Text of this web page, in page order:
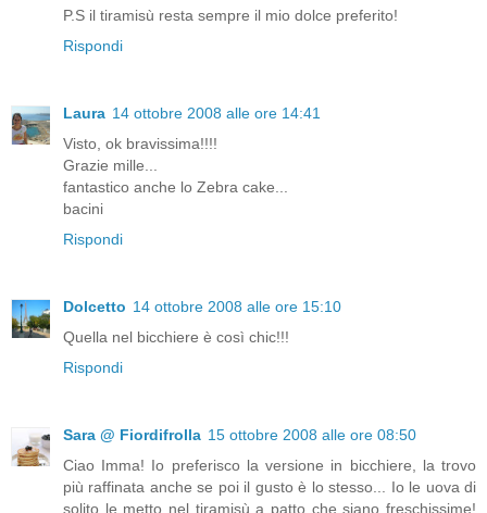
P.S il tiramisù resta sempre il mio dolce preferito!
Rispondi
Laura 14 ottobre 2008 alle ore 14:41
Visto, ok bravissima!!!!
Grazie mille...
fantastico anche lo Zebra cake...
bacini
Rispondi
Dolcetto 14 ottobre 2008 alle ore 15:10
Quella nel bicchiere è così chic!!!
Rispondi
Sara @ Fiordifrolla 15 ottobre 2008 alle ore 08:50
Ciao Imma! Io preferisco la versione in bicchiere, la trovo
più raffinata anche se poi il gusto è lo stesso... Io le uova di
solito le metto nel tiramisù a patto che siano freschissime!